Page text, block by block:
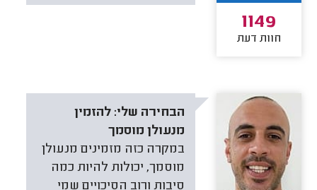
1149
חוות דעת
הבחירה שלי: להזמין
מנעולן מוסמך
במקרה כזה מזמינים מנעולן
מוסמך, יכולות להיות כמה
סיבות ורוב הסיכויים שמי